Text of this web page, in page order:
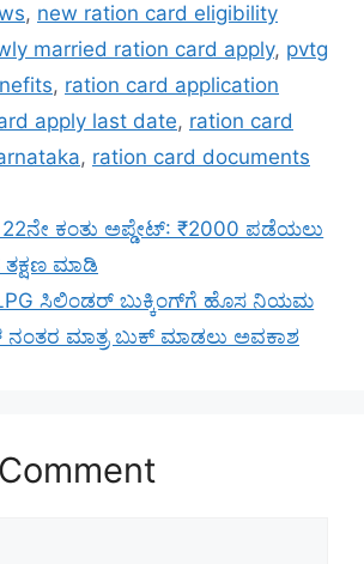
, new ration card eligibility
married ration card apply, pvtg
, ration card application
apply last date, ration card
, ration card documents
ಕಂತು ಅಪ್ಡೇಟ್: ₹2000 ಪಡೆಯಲು
ತಕ್ಷಣ ಮಾಡಿ
LPG ಸಿಲಿಂಡರ್ ಬುಕ್ಕಿಂಗ್‌ಗೆ ಹೊಸ ನಿಯಮ
ಮಾತ್ರ ಬುಕ್ ಮಾಡಲು ಅವಕಾಶ